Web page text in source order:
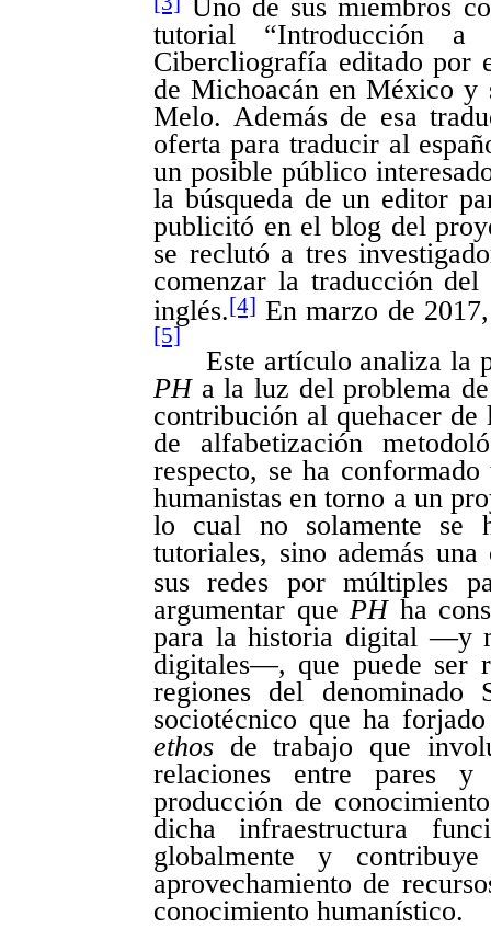
Uno de sus miembros
tutorial “Introducción
Cibercliografía editado por
de Michoacán en México y
Melo. Además de esa
oferta para traducir al
un posible público
la búsqueda de un editor
publicitó en el blog del
se reclutó a tres
comenzar la traducción
inglés.[4] En marzo de
[5]
Este artículo analiza la
PHa la luz del problema
contribución al quehacer
de alfabetización
respecto, se ha
humanistas en torno a un
lo cual no solamente se
tutoriales, sino además
sus redes por múltiples
argumentar que PHha
para la historia digital —y
digitales—, que puede ser
regiones del
sociotécnico que ha
ethos de trabajo que
relaciones entre pares y
producción de
dicha infraestructura
globalmente y
aprovechamiento de
conocimiento humanístico.